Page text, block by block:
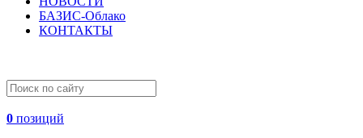
БАЗИС-Облако
КОНТАКТЫ
0 позиций